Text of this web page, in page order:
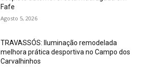
Fafe
Agosto 5, 2026
TRAVASSÓS: Iluminação remodelada
melhora prática desportiva no Campo dos
Carvalhinhos